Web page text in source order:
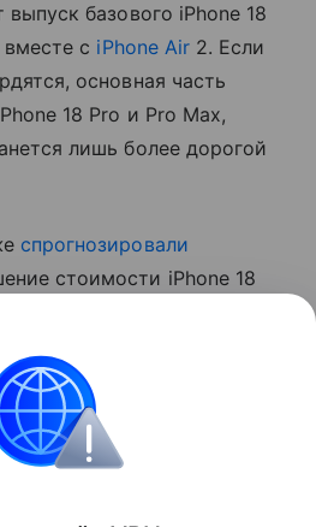
выпуск базового iPhone 18
с iPhone Air2. Если
основная часть
18 Pro и Pro Max,
лишь более дорогой
спрогнозировали
стоимости iPhone 18